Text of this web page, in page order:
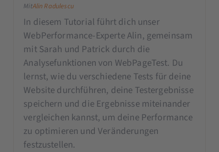
MitAlin Radulescu
In diesem Tutorial führt dich unser
WebPerformance-Experte Alin, gemeinsam
mit Sarah und Patrick durch die
Analysefunktionen von WebPageTest. Du
lernst, wie du verschiedene Tests für deine
Website durchführen, deine Testergebnisse
speichern und die Ergebnisse miteinander
vergleichen kannst, um deine Performance
zu optimieren und Veränderungen
festzustellen.